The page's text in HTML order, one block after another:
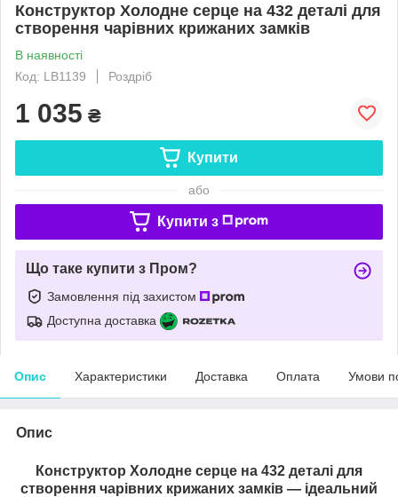
Конструктор Холодне серце на 432 деталі для
створення чарівних крижаних замків​​​​​​​
В наявності
Код: LB1139
Роздріб
1 035 ₴
Купити
або
Купити з
Що таке купити з Пром?
Замовлення під захистом
Доступна доставка
Опис Характеристики Доставка Оплата Умови
Опис
Конструктор Холодне серце на 432 деталі для
створення чарівних крижаних замків — ідеальний